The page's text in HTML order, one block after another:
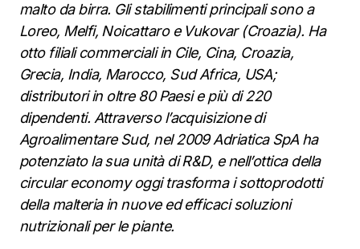
malto da birra. Gli stabilimenti principali sono a
Loreo, Melfi, Noicattaro e Vukovar (Croazia). Ha
otto filiali commerciali in Cile, Cina, Croazia,
Grecia, India, Marocco, Sud Africa, USA;
distributori in oltre 80 Paesi e più di 220
dipendenti. Attraverso l’acquisizione di
Agroalimentare Sud, nel 2009 Adriatica SpA ha
potenziato la sua unità di R&D, e nell’ottica della
circular economy oggi trasforma i sottoprodotti
della malteria in nuove ed efficaci soluzioni
nutrizionali per le piante.